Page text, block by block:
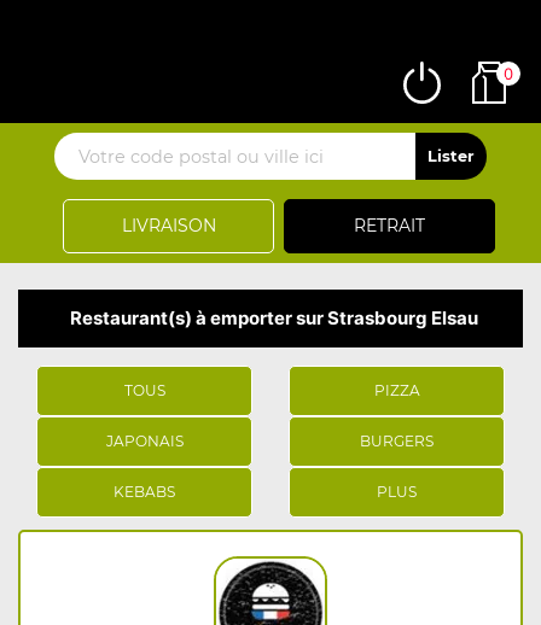
LIVRAISON RETRAIT
0
Restaurant(s) à emporter sur Strasbourg Elsau
TOUS PIZZA
JAPONAIS BURGERS
KEBABS PLUS